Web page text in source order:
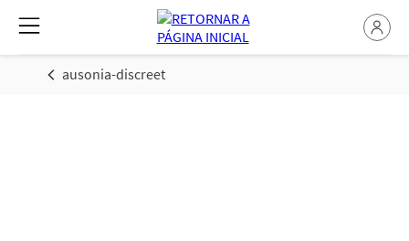
ausonia-discreet